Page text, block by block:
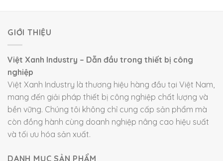
GIỚI THIỆU
Việt Xanh Industry – Dẫn đầu trong thiết bị công
nghiệp
Việt Xanh Industry là thương hiệu hàng đầu tại Việt Nam,
mang đến giải pháp thiết bị công nghiệp chất lượng và
bền vững. Chúng tôi không chỉ cung cấp sản phẩm mà
còn đồng hành cùng doanh nghiệp nâng cao hiệu suất
và tối ưu hóa sản xuất.
DANH MỤC SẢN PHẨM